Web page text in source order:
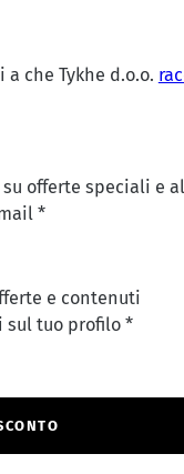
che Tykhe d.o.o.
offerte speciali e
*
e contenuti
sul tuo profilo *